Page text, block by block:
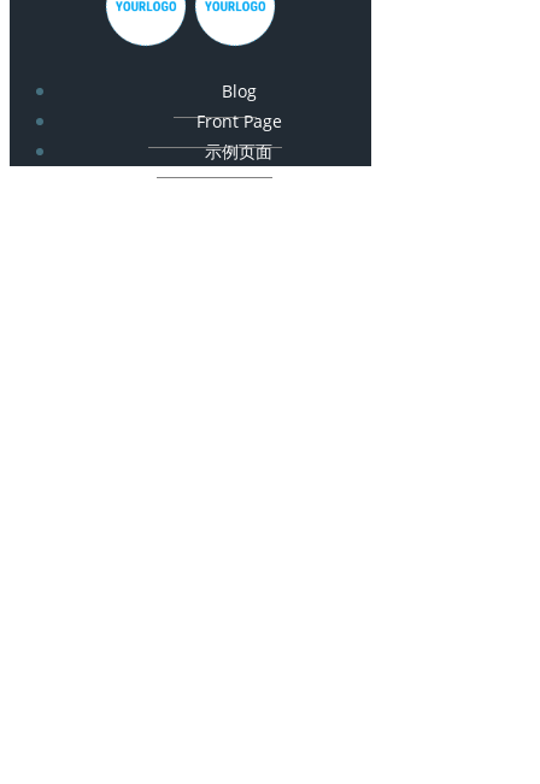
Blog
Front Page
示例页面